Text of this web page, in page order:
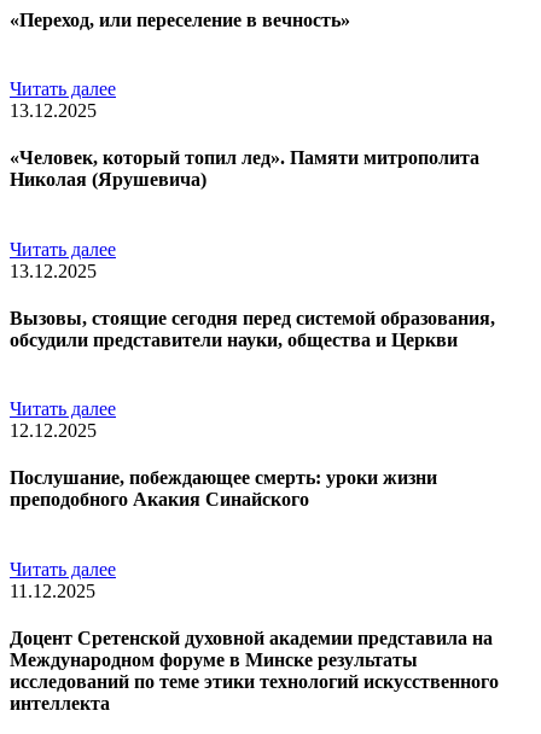
«Переход, или переселение в вечность»
Читать далее
13.12.2025
«Человек, который топил лед». Памяти митрополита
Николая (Ярушевича)
Читать далее
13.12.2025
Вызовы, стоящие сегодня перед системой образования,
обсудили представители науки, общества и Церкви
Читать далее
12.12.2025
Послушание, побеждающее смерть: уроки жизни
преподобного Акакия Синайского
Читать далее
11.12.2025
Доцент Сретенской духовной академии представила на
Международном форуме в Минске результаты
исследований по теме этики технологий искусственного
интеллекта